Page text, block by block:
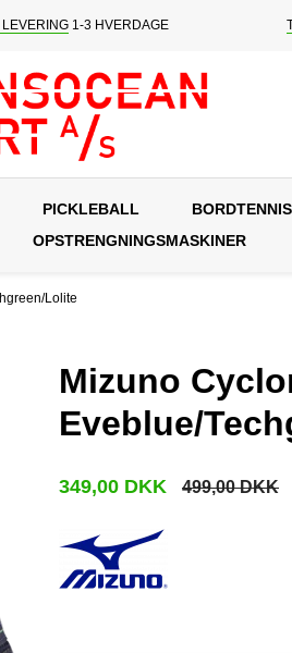
LEVERING1-3 HVERDAGE
PICKLEBALL
BORDTENNIS
OPSTRENGNINGSMASKINER
Lolite
Mizuno
Eveblue/
349,00 DKK 499,00 DKK